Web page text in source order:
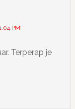
PM
Terperap je